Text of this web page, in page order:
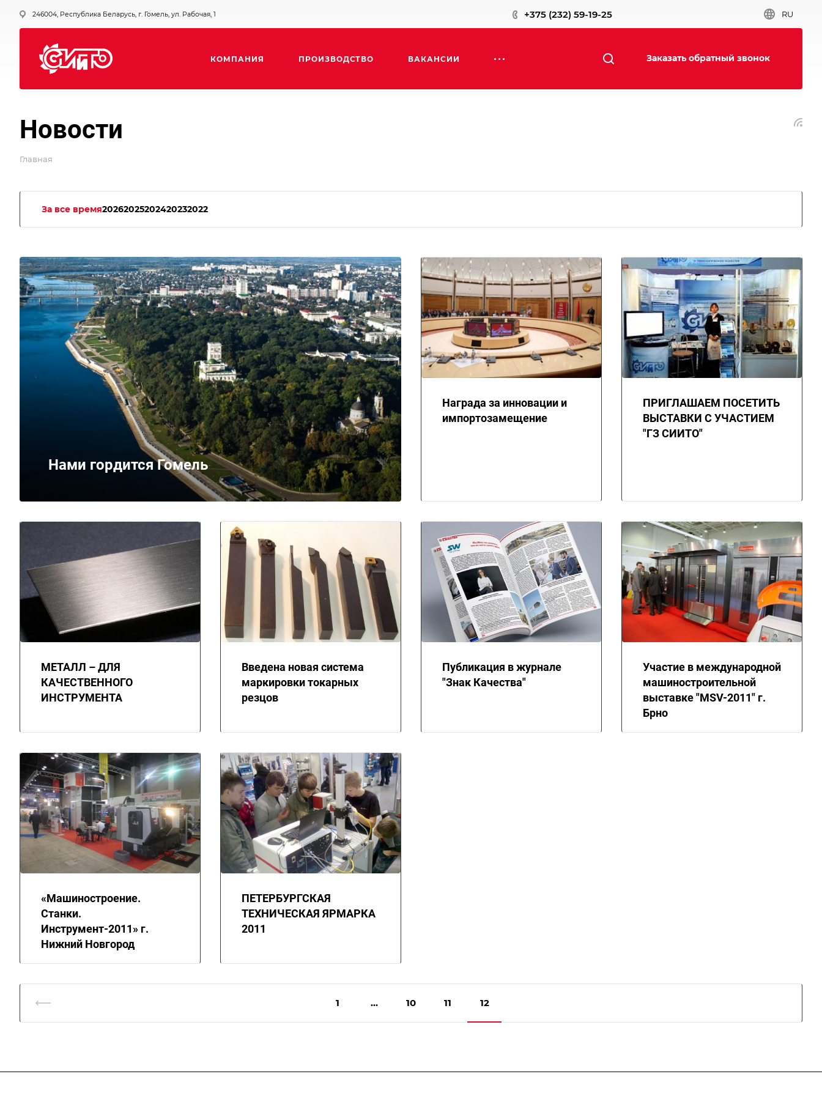
246004, Республика Беларусь, г. Гомель, ул. Рабочая, 1 +375 (232) 59-19-25 RU
КОМПАНИЯ ПРОИЗВОДСТВО ВАКАНСИИ Заказать обратный звонок
Новости
Главная
За все время20262025202420232022
Нами гордится Гомель
Награда за инновации и
импортозамещение
ПРИГЛАШАЕМ ПОСЕТИТЬ
ВЫСТАВКИ С УЧАСТИЕМ
"ГЗ СИИТО"
МЕТАЛЛ – ДЛЯ
КАЧЕСТВЕННОГО
ИНСТРУМЕНТА
Введена новая система
маркировки токарных
резцов
Публикация в журнале
"Знак Качества"
Участие в международной
машиностроительной
выставке "MSV-2011" г.
Брно
«Машиностроение.
Станки.
Инструмент-2011» г.
Нижний Новгород
ПЕТЕРБУРГСКАЯ
ТЕХНИЧЕСКАЯ ЯРМАРКА
2011
1 ... 10 11 12